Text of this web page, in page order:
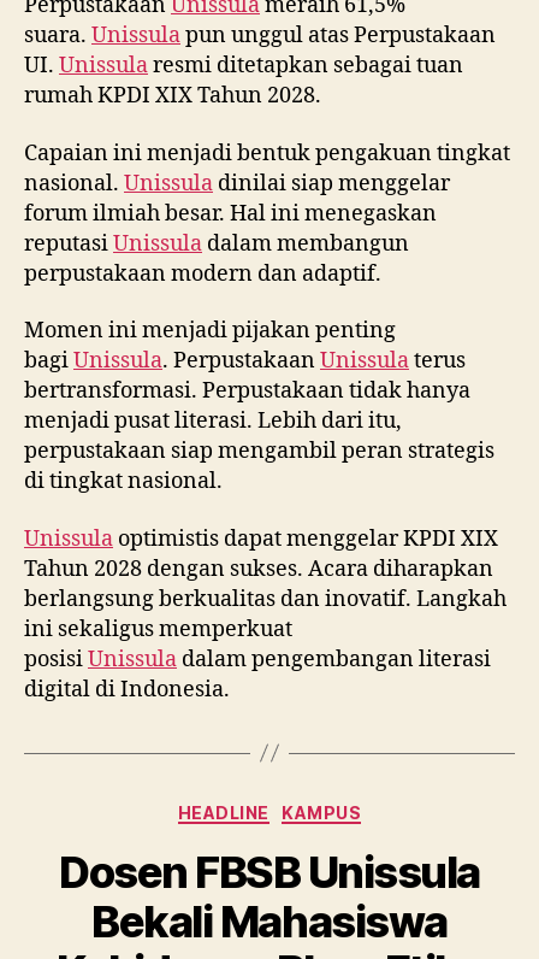
Perpustakaan Unissulameraih 61,5%
suara. Unissulapun unggul atas Perpustakaan
UI. Unissularesmi ditetapkan sebagai tuan
rumah KPDI XIX Tahun 2028.
Capaian ini menjadi bentuk pengakuan tingkat
nasional. Unissula dinilai siap menggelar
forum ilmiah besar. Hal ini menegaskan
reputasiUnissula dalam membangun
perpustakaan modern dan adaptif.
Momen ini menjadi pijakan penting
bagiUnissula. PerpustakaanUnissulaterus
bertransformasi. Perpustakaan tidak hanya
menjadi pusat literasi. Lebih dari itu,
perpustakaan siap mengambil peran strategis
di tingkat nasional.
Unissula optimistis dapat menggelar KPDI XIX
Tahun 2028 dengan sukses. Acara diharapkan
berlangsung berkualitas dan inovatif. Langkah
ini sekaligus memperkuat
posisiUnissula dalam pengembangan literasi
digital di Indonesia.
Categories
HEADLINE KAMPUS
Dosen FBSB Unissula
Bekali Mahasiswa